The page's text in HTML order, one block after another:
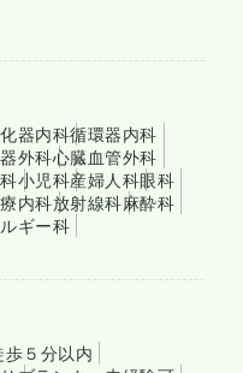
器内科循環器内科
外科心臓血管外科
小児科産婦人科眼科
内科放射線科麻酔科
ギー科
歩５分以内